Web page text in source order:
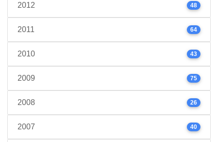
2012 48
2011 64
2010 43
2009 75
2008 26
2007 40